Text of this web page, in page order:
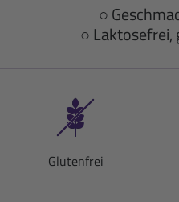
○
○ Laktosefrei,
Glutenfrei